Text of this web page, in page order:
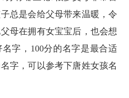
总是会给父母带来温暖，令
母在拥有女宝宝后，也会想
字，100分的名字是最合适
字，可以参考下唐姓女孩名